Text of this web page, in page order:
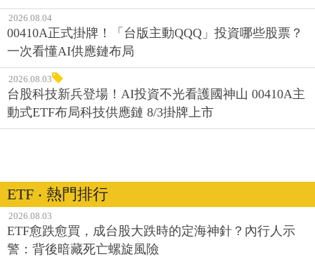
2026.08.04
00410A正式掛牌！「台版主動QQQ」投資哪些股票？
一次看懂AI供應鏈布局
2026.08.03
台股科技新兵登場！AI投資不光看護國神山 00410A主
動式ETF布局科技供應鏈 8/3掛牌上市
ETF ‧ 熱門排行
2026.08.03
ETF愈跌愈買，成台股大跌時的定海神針？內行人示
警：背後暗藏死亡螺旋風險